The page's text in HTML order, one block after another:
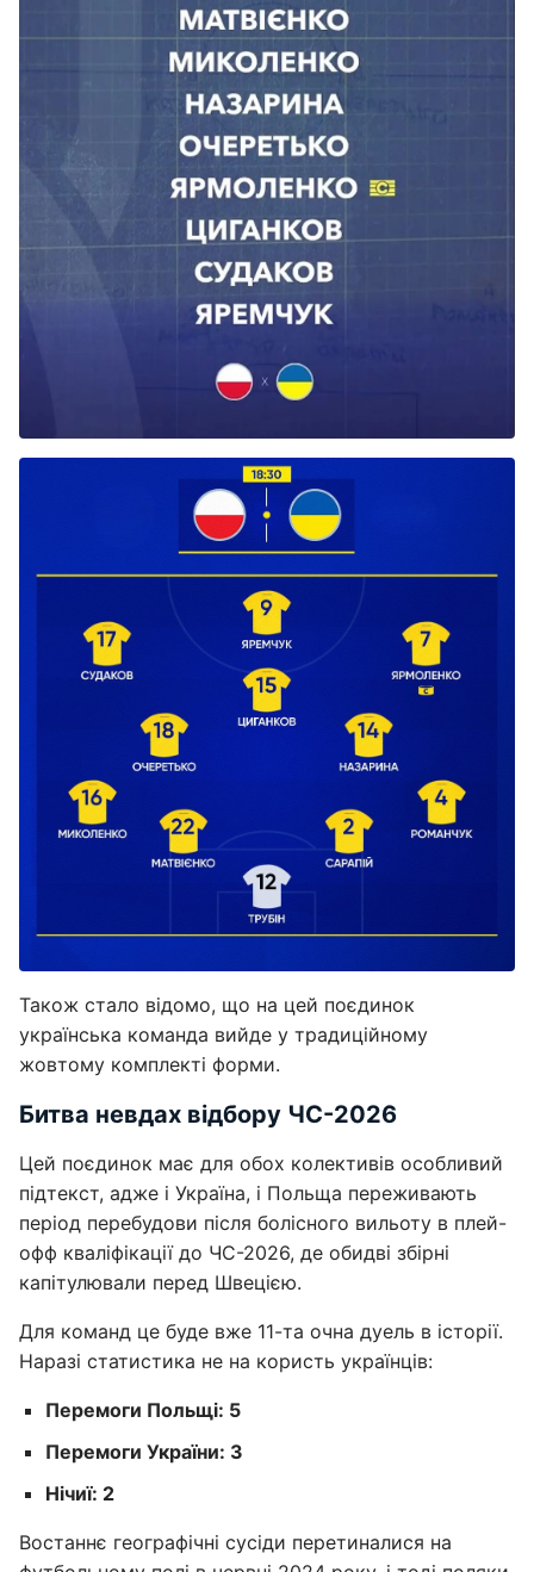
Також стало відомо, що на цей поєдинок
українська команда вийде у традиційному
жовтому комплекті форми.
Битва невдах відбору ЧС-2026
Цей поєдинок має для обох колективів особливий
підтекст, адже і Україна, і Польща переживають
період перебудови після болісного вильоту в плей-
офф кваліфікації до ЧС-2026, де обидві збірні
капітулювали перед Швецією.
Для команд це буде вже 11-та очна дуель в історії.
Наразі статистика не на користь українців:
Перемоги Польщі: 5
Перемоги України: 3
Нічиї: 2
Востаннє географічні сусіди перетиналися на